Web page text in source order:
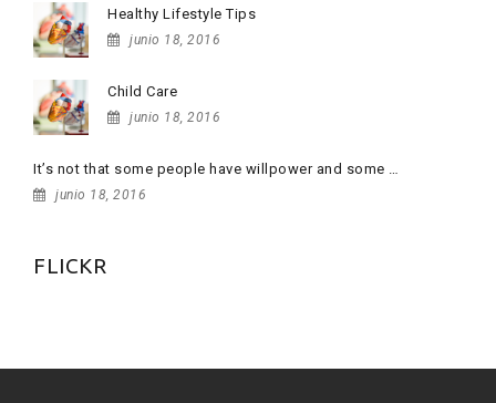
Healthy Lifestyle Tips
junio 18, 2016
Child Care
junio 18, 2016
It’s not that some people have willpower and some …
junio 18, 2016
FLICKR